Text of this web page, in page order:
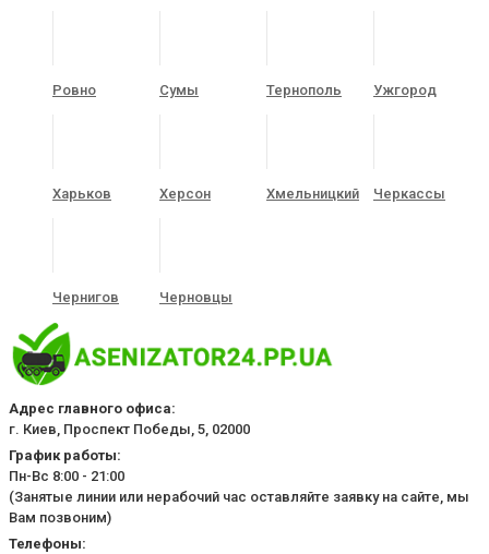
Ровно Сумы Тернополь Ужгород
Харьков Херсон Хмельницкий Черкассы
Чернигов Черновцы
Адрес главного офиса:
г. Киев, Проспект Победы, 5, 02000
График работы:
Пн-Вс 8:00 - 21:00
(Занятые линии или нерабочий час оставляйте заявку на сайте, мы
Вам позвоним)
Телефоны: